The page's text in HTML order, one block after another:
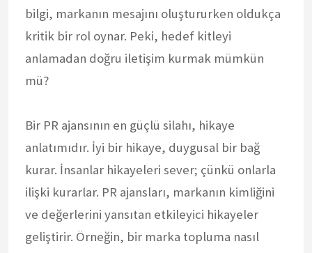
bilgi, markanın mesajını oluştururken oldukça
kritik bir rol oynar. Peki, hedef kitleyi
anlamadan doğru iletişim kurmak mümkün
mü?
Bir PR ajansının en güçlü silahı, hikaye
anlatımıdır. İyi bir hikaye, duygusal bir bağ
kurar. İnsanlar hikayeleri sever; çünkü onlarla
ilişki kurarlar. PR ajansları, markanın kimliğini
ve değerlerini yansıtan etkileyici hikayeler
geliştirir. Örneğin, bir marka topluma nasıl